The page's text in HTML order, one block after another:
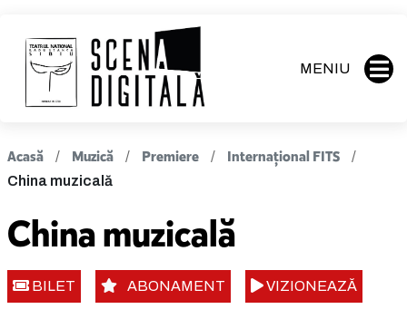
MENIU
Acasă Muzică Premiere Internațional FITS
China muzicală
China muzicală
BILET ABONAMENT VIZIONEAZĂ